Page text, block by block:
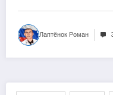
Лаптёнок Роман